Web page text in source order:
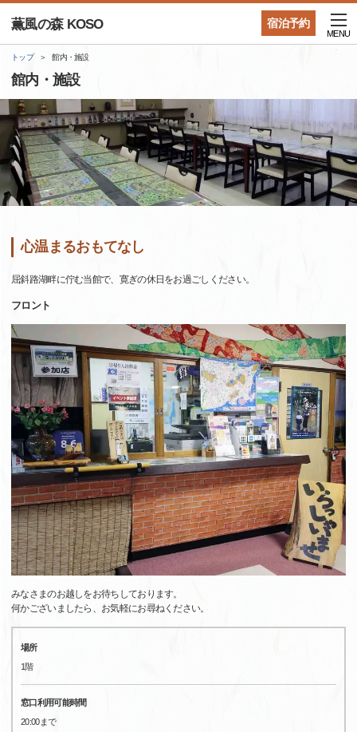
宿泊予約
薫風の森 KOSO
MENU
トップ 館内・施設
館内・施設
心温まるおもてなし
屈斜路湖畔に佇む当館で、寛ぎの休日をお過ごしください。
フロント
みなさまのお越しをお待ちしております。
何かございましたら、お気軽にお尋ねください。
場所
1階
窓口利用可能時間
20:00まで